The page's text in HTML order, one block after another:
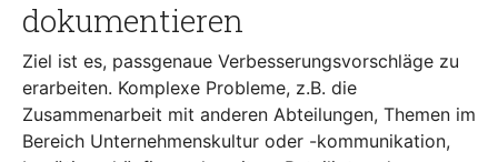
dokumentieren
Ziel ist es, passgenaue Verbesserungsvorschläge zu
erarbeiten. Komplexe Probleme, z.B. die
Zusammenarbeit mit anderen Abteilungen, Themen im
Bereich Unternehmenskultur oder -kommunikation,